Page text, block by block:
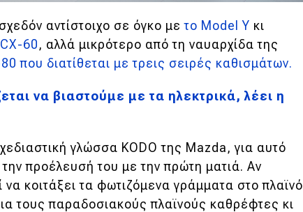
αντίστοιχο σε όγκο μετο Model Y κι
CX-60, αλλά μικρότερο από τη ναυαρχίδα της
που διατίθεται με τρεις σειρές καθισμάτων.
να βιαστούμε με τα ηλεκτρικά, λέει η
γλώσσα KODO της Mazda, για αυτό
προέλευσή του με την πρώτη ματιά. Αν
κοιτάξει τα φωτιζόμενα γράμματα στο πλαϊνό
τους παραδοσιακούς πλαϊνούς καθρέφτες κι